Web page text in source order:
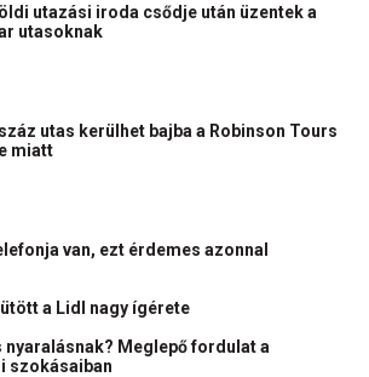
utazási iroda csődje után üzentek a
utasoknak
utas kerülhet bajba a Robinson Tours
miatt
van, ezt érdemes azonnal
a Lidl nagy ígérete
nyaralásnak? Meglepő fordulat a
szokásaiban